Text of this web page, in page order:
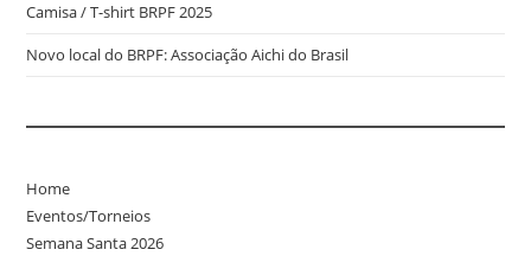
Camisa / T-shirt BRPF 2025
Novo local do BRPF: Associação Aichi do Brasil
Home
Eventos/Torneios
Semana Santa 2026